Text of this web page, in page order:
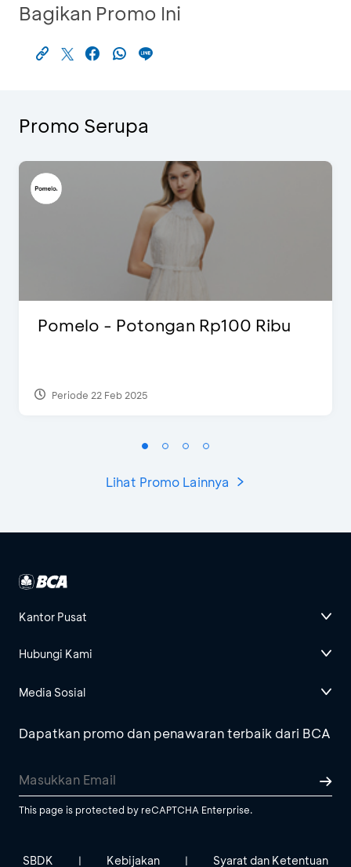
Bagikan Promo Ini
Promo Serupa
Pomelo - Potongan Rp100 Ribu
Periode 22 Feb 2025
Lihat Promo Lainnya
Kantor Pusat
Hubungi Kami
Media Sosial
Dapatkan promo dan penawaran terbaik dari BCA
This page is protected by reCAPTCHA Enterprise.
SBDK | Kebijakan | Syarat dan Ketentuan